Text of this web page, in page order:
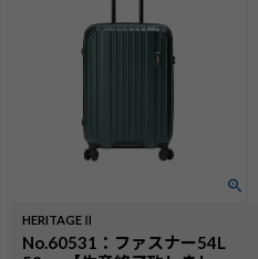
HERITAGEⅡ
No.60531：ファスナー54L